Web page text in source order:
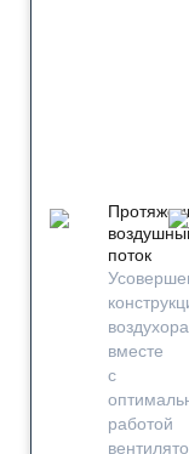
поток
вместе
с
работой